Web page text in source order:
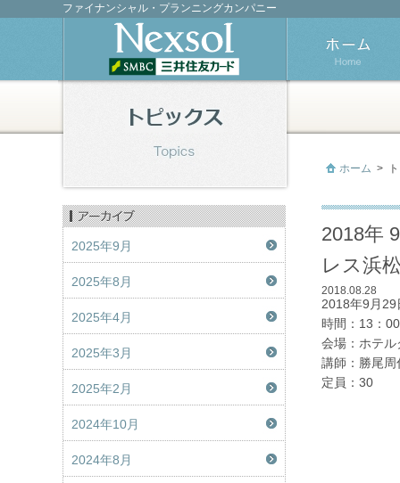
ファイナンシャル・プランニングカンパニー
ホーム >
2025年9月
2025年8月
2025年4月
2025年3月
2025年2月
2024年10月
2024年8月
2018年
レス浜
2018.08.28
2018年9月
時間：13：
会場：ホテ
講師：勝尾周
定員：30